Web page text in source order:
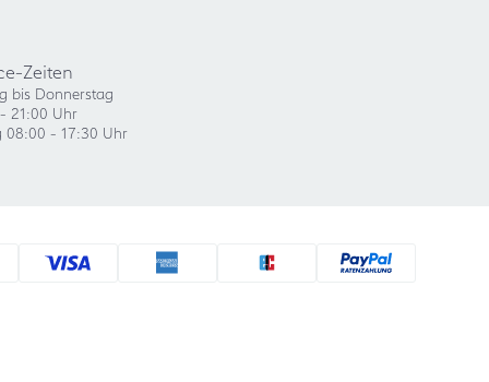
Zeiten
bis Donnerstag
21:00 Uhr
08:00 - 17:30 Uhr